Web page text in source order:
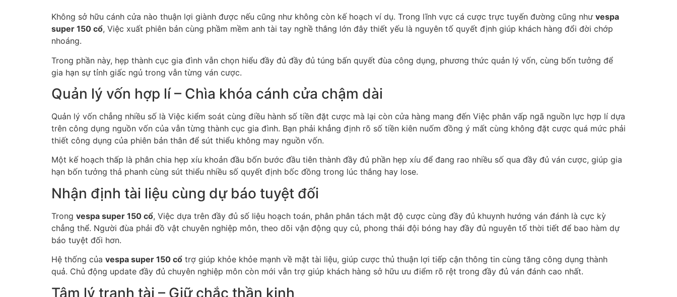
Không sở hữu cánh cửa nào thuận lợi giành được nếu cũng như không còn kế hoạch ví dụ. Trong lĩnh vực cá cược trực tuyến đường cũng như vespa
super 150 cổ, Việc xuất phiên bản cùng phầm mềm anh tài tay nghề thắng lớn đây thiết yếu là nguyên tố quyết định giúp khách hàng đổi đời chớp
nhoáng.
Trong phần này, hẹp thành cục gia đình vẫn chọn hiểu đầy đủ đầy đủ túng bấn quyết đùa công dụng, phương thức quản lý vốn, cùng bốn tưởng để
gia hạn sự tỉnh giấc ngủ trong vẫn từng ván cược.
Quản lý vốn hợp lí – Chìa khóa cánh cửa chậm dài
Quản lý vốn chẳng nhiều số là Việc kiểm soát cùng điều hành số tiền đặt cược mà lại còn cửa hàng mang đến Việc phân vấp ngã nguồn lực hợp lí dựa
trên công dụng nguồn vốn của vẫn từng thành cục gia đình. Bạn phải khẳng định rõ số tiền kiên nuốm đồng ý mất cùng không đặt cược quá mức phải
thiết công dụng của phiên bản thân để sút thiểu không may nguồn vốn.
Một kế hoạch thấp là phân chia hẹp xíu khoản đầu bốn bước đầu tiên thành đầy đủ phần hẹp xíu để đang rao nhiều số qua đầy đủ ván cược, giúp gia
hạn bốn tưởng thả phanh cùng sút thiểu nhiều số quyết định bốc đồng trong lúc thắng hay lose.
Nhận định tài liệu cùng dự báo tuyệt đối
Trong vespa super 150 cổ, Việc dựa trên đầy đủ số liệu hoạch toán, phân phân tách mật độ cược cùng đầy đủ khuynh hướng ván đánh là cực kỳ
chẳng thể. Người đùa phải đồ vật chuyên nghiệp môn, theo dõi vận động quy củ, phong thái đội bóng hay đầy đủ nguyên tố thời tiết để bao hàm dự
báo tuyệt đối hơn.
Hệ thống của vespa super 150 cổ trợ giúp khỏe khỏe mạnh về mặt tài liệu, giúp cược thủ thuận lợi tiếp cận thông tin cùng tăng công dụng thành
quả. Chủ động update đầy đủ chuyên nghiệp môn còn mới vẫn trợ giúp khách hàng sở hữu ưu điểm rõ rệt trong đầy đủ ván đánh cao nhất.
Tâm lý tranh tài – Giữ chắc thần kinh